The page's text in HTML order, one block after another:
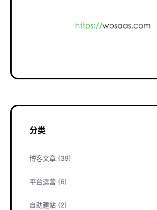
分类
博客文章 (39)
平台运营 (6)
自助建站 (2)